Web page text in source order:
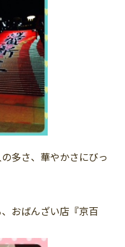
多さ、華やかさにびっ
おばんざい店『京百